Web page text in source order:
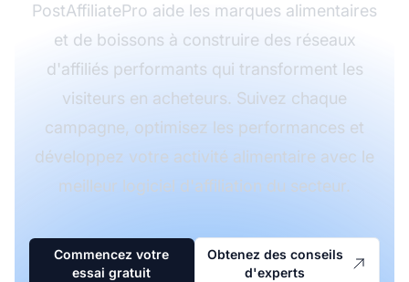
PostAffiliatePro aide les marques alimentaires
et de boissons à construire des réseaux
d'affiliés performants qui transforment les
visiteurs en acheteurs. Suivez chaque
campagne, optimisez les performances et
développez votre activité alimentaire avec le
meilleur logiciel d'affiliation du secteur.
Commencez votre
essai gratuit
Obtenez des conseils
d'experts